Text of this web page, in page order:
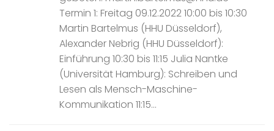
Termin 1: Freitag 09.12.2022 10:00 bis 10:30
Martin Bartelmus (HHU Düsseldorf),
Alexander Nebrig (HHU Düsseldorf):
Einführung 10:30 bis 11:15 Julia Nantke
(Universität Hamburg): Schreiben und
Lesen als Mensch-Maschine-
Kommunikation 11:15...